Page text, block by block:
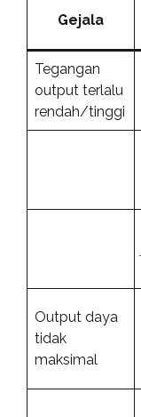
Gejala
Tegangan
output terlalu
rendah/tinggi
Output daya
tidak
maksimal